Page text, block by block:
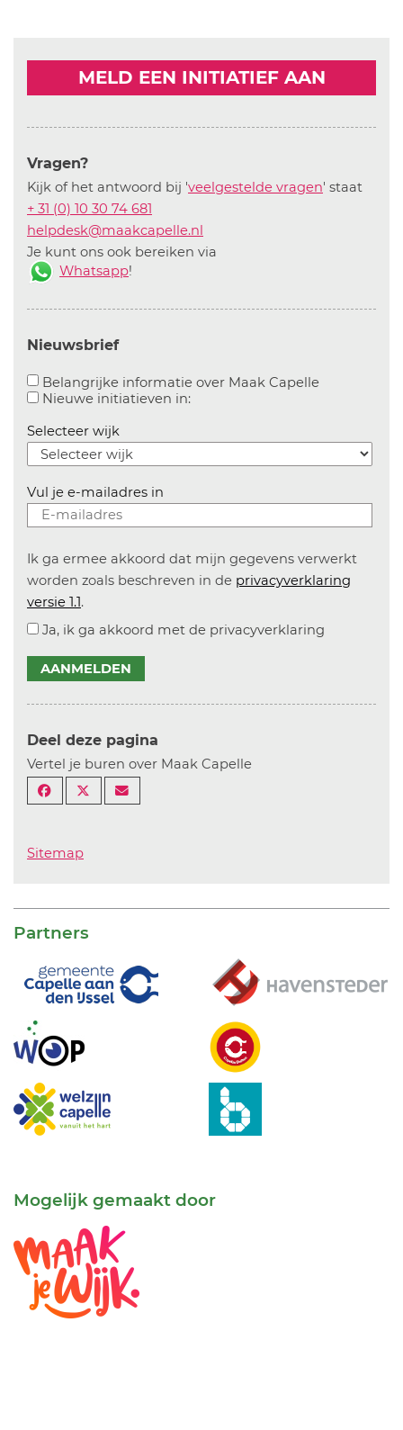
MELD EEN INITIATIEF AAN
Vragen?
Kijk of het antwoord bij 'veelgestelde vragen' staat
+ 31 (0) 10 30 74 681
helpdesk@maakcapelle.nl
Je kunt ons ook bereiken via
Whatsapp!
Nieuwsbrief
Belangrijke informatie over Maak CapelleAanvinken
Nieuwe initiatieven in:Aanvinken om informatie over
Selecteer wijk
Vul je e-mailadres in
Ik ga ermee akkoord dat mijn gegevens verwerkt
worden zoals beschreven in de privacyverklaring
versie 1.1.
Ja, ik ga akkoord met de privacyverklaring
AANMELDEN
Deel deze pagina
Vertel je buren over Maak Capelle
Sitemap
Partners
Mogelijk gemaakt door